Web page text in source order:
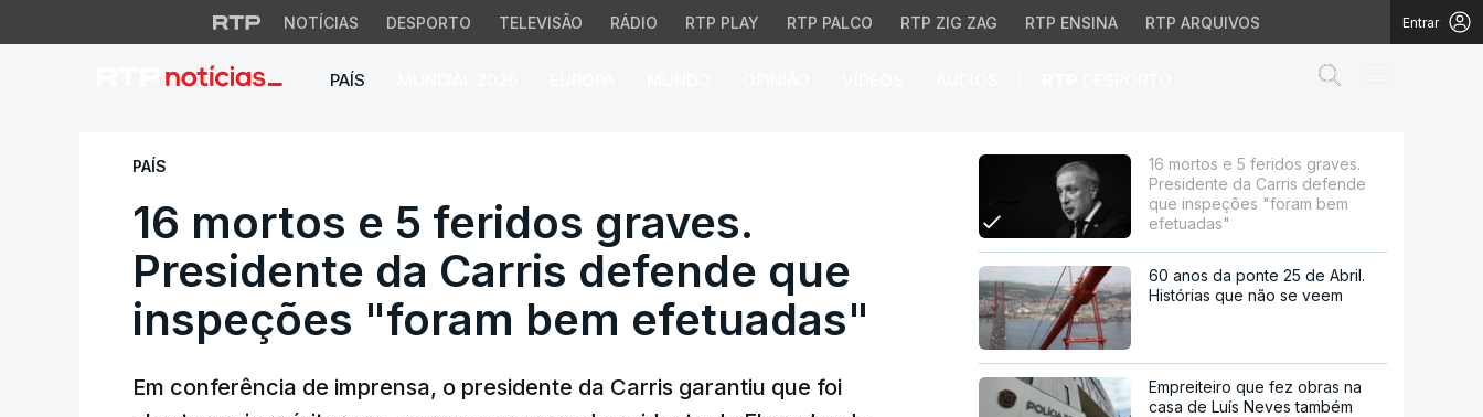
NOTÍCIAS DESPORTO TELEVISÃO RÁDIO RTP PLAY RTP PALCO RTP ZIG ZAG RTP ENSINA RTP ARQUIVOS Entrar
PAÍS
16 mortos e 5 feridos graves. Presidente da Carris defende que
PAÍS
16 mortos e 5 feridos graves.
Presidente da Carris defende que
inspeções "foram bem efetuadas"
Em conferência de imprensa, o presidente da Carris garantiu que foi
16 mortos e 5 feridos graves.
Presidente da Carris defende
que inspeções "foram bem
efetuadas"
60 anos da ponte 25 de Abril.
Histórias que não se veem
Empreiteiro que fez obras na
casa de Luís Neves também